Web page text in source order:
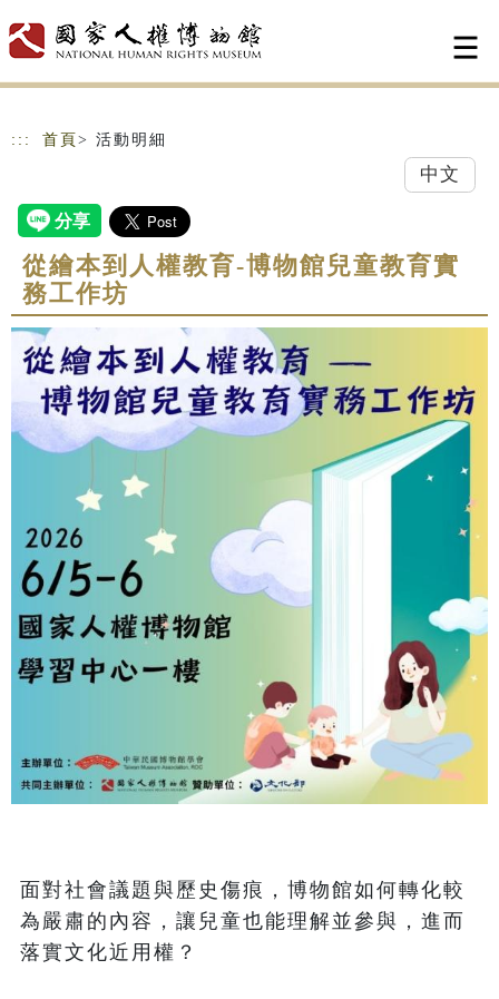
::: 首頁 > 活動明細
中文
從繪本到人權教育-博物館兒童教育實
務工作坊
面對社會議題與歷史傷痕，博物館如何轉化較
為嚴肅的內容，讓兒童也能理解並參與，進而
落實文化近用權？